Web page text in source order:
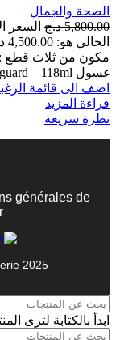
الصحة والجمال
5,800.00 د.ج السعر
الحالي هو: 4,500.00 د.ج.
غسول Stainguard – 118ml . 🔘- قالب
اضف الى قائمة
قراءة المزيد
نظرة سريعة
générales de
2025.
ابدأ بالكتابة لترى